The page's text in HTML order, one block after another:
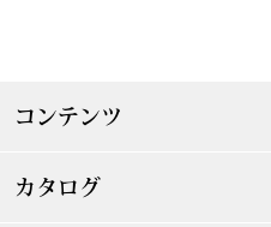
ズ
コンテンツ
カタログ